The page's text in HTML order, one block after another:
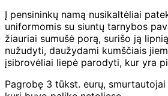
Į pensininkų namą nusikaltėliai
uniformomis su siuntų tarnybos
žiauriai sumušė porą, surišo ją
nužudyti, daužydami kumščiais
įsibrovėliai liepė parodyti, kur yra
Pagrobę 3 tūkst. eurų,